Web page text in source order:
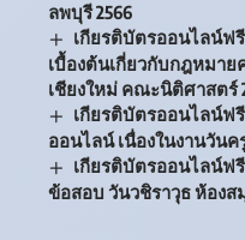
ลพบุรี 2566
เกียรติบัตรออนไลน์ฟ
เบื้องต้นเกี่ยวกับกฎหมา
เชียงใหม่ คณะนิติศาสตร์
เกียรติบัตรออนไลน์ฟ
ออนไลน์ เนื่องในงานวันค
เกียรติบัตรออนไลน์ฟ
ข้อสอบ วันวชิราวุธ ห้องส